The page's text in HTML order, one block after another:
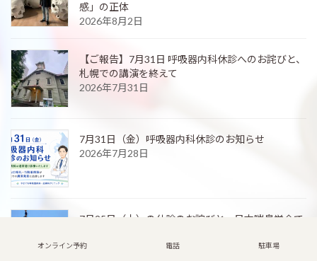
感」の正体
2026年8月2日
【ご報告】7月31日 呼吸器内科休診へのお詫びと、
札幌での講演を終えて
2026年7月31日
7月31日（金）呼吸器内科休診のお知らせ
2026年7月28日
7月25日（土）の休診のお詫びと、日本喘息学会で
2026年7月26日
オンライン予約 電話 駐車場